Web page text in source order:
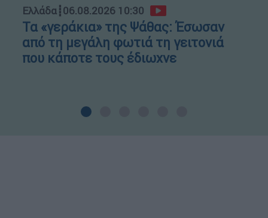
Ελλάδα┋06.08.2026 10:30
Τα «γεράκια» της Ψάθας: Έσωσαν
από τη μεγάλη φωτιά τη γειτονιά
που κάποτε τους έδιωχνε